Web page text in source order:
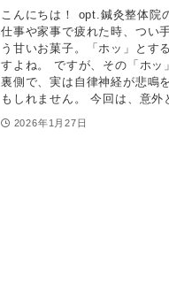
こんにちは！ opt.鍼灸整体院
仕事や家事で疲れた時、つい
う甘いお菓子。「ホッ」とす
すよね。 ですが、その「ホッ
裏側で、実は自律神経が悲鳴
もしれません。 今回は、意外
2026年1月27日